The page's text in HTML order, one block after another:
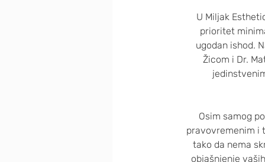
U Miljak
prioritet
ugodan ishod.
Žicom i Dr.
Osim samog
pravovremenim i
tako da nema
objašnjenje